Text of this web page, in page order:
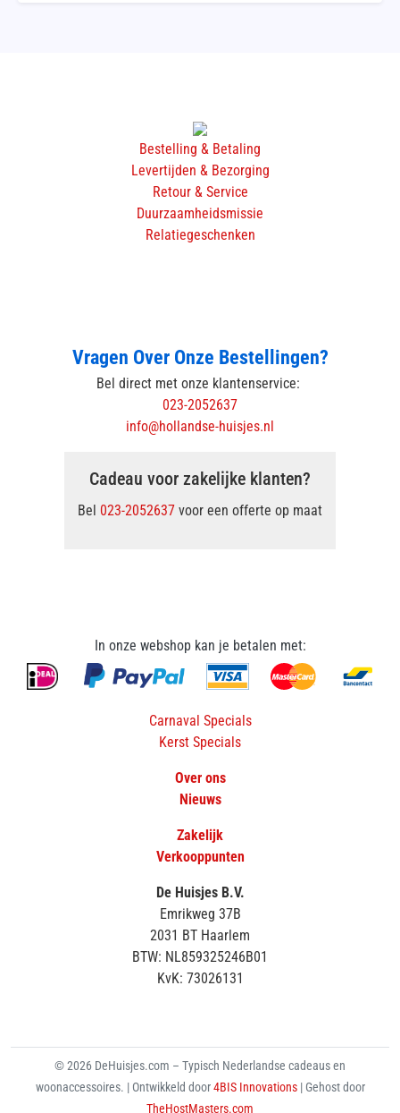
Bestelling & Betaling
Levertijden & Bezorging
Retour & Service
Duurzaamheidsmissie
Relatiegeschenken
Vragen Over Onze Bestellingen?
Bel direct met onze klantenservice:
023-2052637
info@hollandse-huisjes.nl
Cadeau voor zakelijke klanten?
Bel 023-2052637 voor een offerte op maat
In onze webshop kan je betalen met:
Carnaval Specials
Kerst Specials
Over ons
Nieuws
Zakelijk
Verkooppunten
De Huisjes B.V.
Emrikweg 37B
2031 BT Haarlem
BTW: NL859325246B01
KvK: 73026131
© 2026 DeHuisjes.com – Typisch Nederlandse cadeaus en
woonaccessoires. | Ontwikkeld door4BIS Innovations | Gehost door
TheHostMasters.com